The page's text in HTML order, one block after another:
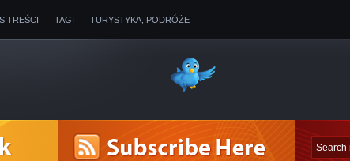
TREŚCI TAGI TURYSTYKA, PODRÓŻE